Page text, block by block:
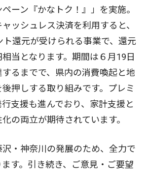
ーン『かなトク！』」を実施。
ッシュレス決済を利用すると、
還元が受けられる事業で、還元
当となります。期間は６月19日
るまでで、県内の消費喚起と地
押しする取り組みです。プレミ
支援も進んでおり、家計支援と
の両立が期待されています。
・神奈川の発展のため、全力で
す。引き続き、ご意見・ご要望